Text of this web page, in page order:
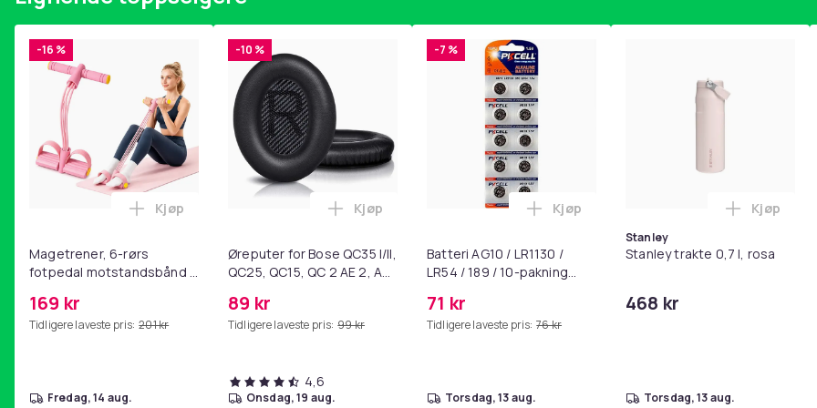
SKU:857090
EAN:8721158443496
EU-ansvarlig part
Haba Trading B.V.
Mary Kingsleystraat 1 5928SK Venlo The Netherlands
[email protected]
Artikkel nr.
1197a293-206e-5f2e-ad68-57b74c621caa
Produktsikkerhetsinformasjon
-16 %
Magetrener, 6-rørs
fotpedal motstandsbånd -
yoga og
hjemmegymnastikk Pink
169 kr
Tidligere laveste pris: 201 kr
Legg Magetrener, 6-rørs fotpedal motstandsbånd - mage- og kjernetrening, yoga og
Kjøp
fredag, 14 aug.
-10 %
Øreputer for Bose QC35 I/II,
QC25, QC15, QC 2 AE 2, AE
SoundLink Black
89 kr
Tidligere laveste pris: 99 kr
Legg Øreputer for Bose QC35 I/II, QC25, QC15, QC 2 AE 2, AE 2i, AE 2w,
Kjøp
4,6
onsdag, 19 aug.
-7 %
Batteri AG10 / LR1130 /
LR54 / 189 / 10-pakning
71 kr
Tidligere laveste pris: 76 kr
Legg Batteri AG10 / LR1130 / LR54 / 189
Kjøp
torsdag, 13 aug.
Stanley
Stanley trakte 0,7 l, rosa
468 kr
Legg
Kjøp
torsdag, 13 aug.